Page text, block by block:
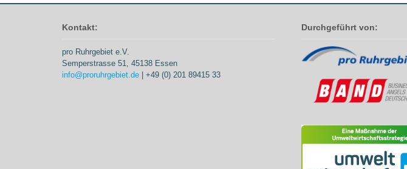
Kontakt:
pro Ruhrgebiet e.V.
Semperstrasse 51, 45138 Essen
info@proruhrgebiet.de | +49 (0) 201 89415 33
Durchgeführt von: